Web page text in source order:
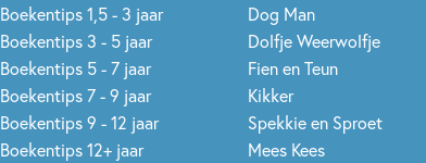
Boekentips 1,5 - 3 jaar
Boekentips 3 - 5 jaar
Boekentips 5 - 7 jaar
Boekentips 7 - 9 jaar
Boekentips 9 - 12 jaar
Boekentips 12+ jaar
Dog Man
Dolfje Weerwolfje
Fien en Teun
Kikker
Spekkie en Sproet
Mees Kees